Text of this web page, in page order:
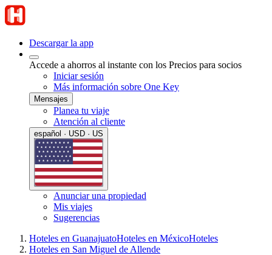
Descargar la app
Accede a ahorros al instante con los Precios para socios
Iniciar sesión
Más información sobre One Key
Mensajes
Planea tu viaje
Atención al cliente
español · USD · US
Anunciar una propiedad
Mis viajes
Sugerencias
Hoteles en GuanajuatoHoteles en MéxicoHoteles
Hoteles en San Miguel de Allende